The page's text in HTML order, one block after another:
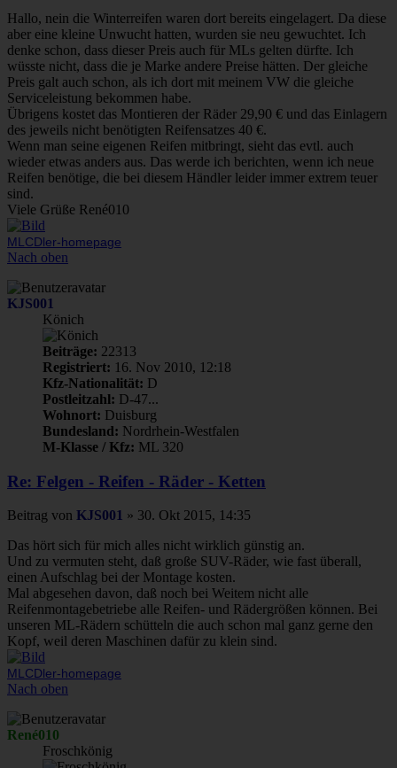
Hallo, nein die Winterreifen waren dort bereits eingelagert. Da diese
aber eine kleine Unwucht hatten, wurden sie neu gewuchtet. Ich
denke schon, dass dieser Preis auch für MLs gelten dürfte. Ich
wüsste nicht, dass die je Marke andere Preise hätten. Der gleiche
Preis galt auch schon, als ich dort mit meinem VW die gleiche
Serviceleistung bekommen habe.
Übrigens kostet das Montieren der Räder 29,90 € und das Einlagern
des jeweils nicht benötigten Reifensatzes 40 €.
Wenn man seine eigenen Reifen mitbringt, sieht das evtl. auch
wieder etwas anders aus. Das werde ich berichten, wenn ich neue
Reifen benötige, die bei diesem Händler leider immer extrem teuer
sind.
Viele Grüße René010
MLCDler-homepage
Nach oben
KJS001
Könich
Beiträge: 22313
Registriert: 16. Nov 2010, 12:18
Kfz-Nationalität: D
Postleitzahl: D-47...
Wohnort: Duisburg
Bundesland: Nordrhein-Westfalen
M-Klasse / Kfz: ML 320
Re: Felgen - Reifen - Räder - Ketten
Beitrag von KJS001 » 30. Okt 2015, 14:35
Das hört sich für mich alles nicht wirklich günstig an.
Und zu vermuten steht, daß große SUV-Räder, wie fast überall,
einen Aufschlag bei der Montage kosten.
Mal abgesehen davon, daß noch bei Weitem nicht alle
Reifenmontagebetriebe alle Reifen- und Rädergrößen können. Bei
unseren ML-Rädern schütteln die auch schon mal ganz gerne den
Kopf, weil deren Maschinen dafür zu klein sind.
MLCDler-homepage
Nach oben
René010
Froschkönig